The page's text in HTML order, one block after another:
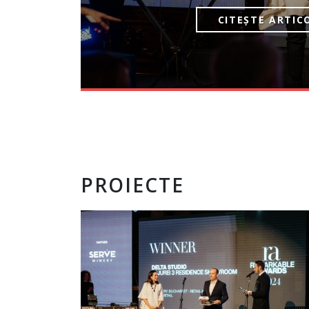
CITEȘTE
PROIECTE